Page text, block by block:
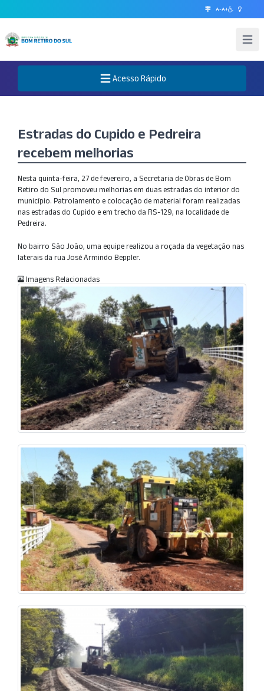
A-A+
Abrir
Abre o Menu
Acesso Rápido
Estradas do Cupido e Pedreira
recebem melhorias
Nesta quinta-feira, 27 de fevereiro, a Secretaria de Obras de Bom
Retiro do Sul promoveu melhorias em duas estradas do interior do
município. Patrolamento e colocação de material foram realizadas
nas estradas do Cupido e em trecho da RS-129, na localidade de
Pedreira.
No bairro São João, uma equipe realizou a roçada da vegetação nas
laterais da rua José Armindo Beppler.
Imagens Relacionadas